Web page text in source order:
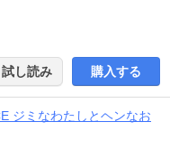
し読み 購入する
ジミなわたしとヘンなお